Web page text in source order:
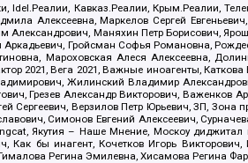
Idel.Реалии, Кавказ.Реалии, Крым.Реалии,
Алексеевна, Маркелов Сергей
Александрович, Маняхин Петр Борисович,
Гройсман Софья Романовна,
Мароховская Алеся Алексеевна,
2021, Вега 2021, Важные иноагенты,
Жилинский Владимир
Грезев Александр Викторович, Важенков
Сергеевич, Верзилов Петр Юрьевич, ЗП,
Симонов Евгений Алексеевич,
Якутия – Наше Мнение, Москоу диджитал
Как бы инагент, Кочетков Игорь
Регина Эмилевна, Хисамова Регина